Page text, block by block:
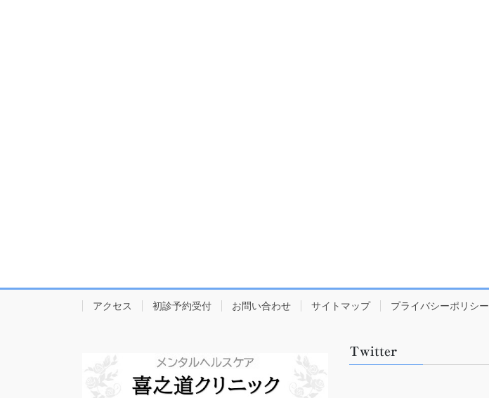
アクセス 初診予約受付 お問い合わせ サイトマップ プライバシーポリシー
Twitter